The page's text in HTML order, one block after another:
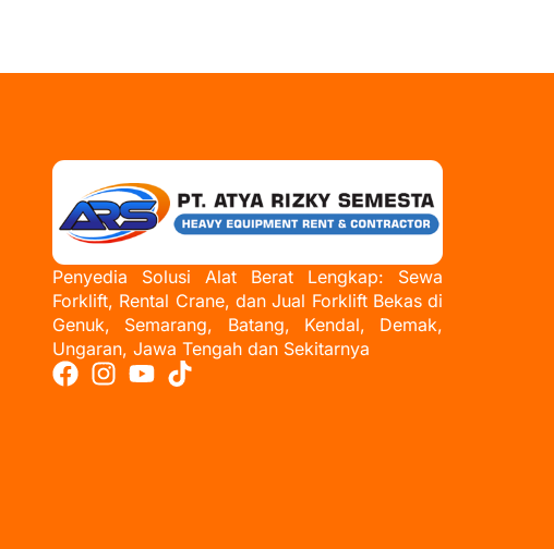
Penyedia Solusi Alat Berat Lengkap: Sewa
Forklift, Rental Crane, dan Jual Forklift Bekas di
Genuk, Semarang, Batang, Kendal, Demak,
Ungaran, Jawa Tengah dan Sekitarnya